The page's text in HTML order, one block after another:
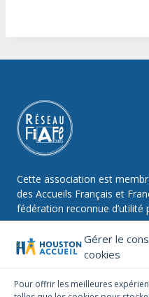
Gérer le
cookies
Pour offrir les meilleures
Cette association est
des Accueils Français et
fédération reconnue d’utilité
NOUS SUIVRE